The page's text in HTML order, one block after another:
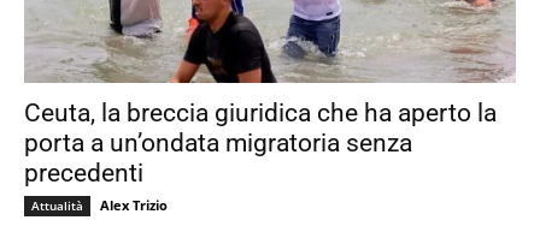
Ceuta, la breccia giuridica che ha aperto la
porta a un’ondata migratoria senza
precedenti
Attualità Alex Trizio